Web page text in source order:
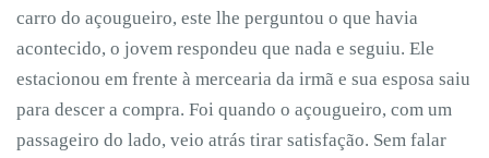
carro do açougueiro, este lhe perguntou o que havia
acontecido, o jovem respondeu que nada e seguiu. Ele
estacionou em frente à mercearia da irmã e sua esposa saiu
para descer a compra. Foi quando o açougueiro, com um
passageiro do lado, veio atrás tirar satisfação. Sem falar